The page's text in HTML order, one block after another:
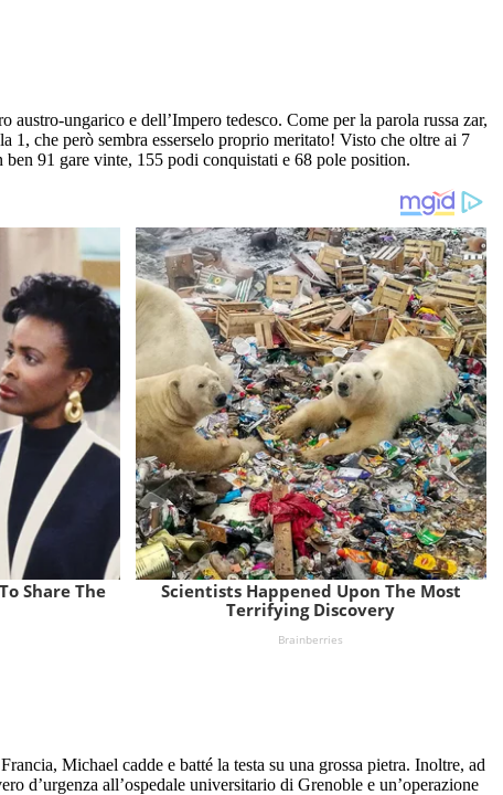
ungarico e dell’Impero tedesco. Come per la parola russa zar,
che però sembra esserselo proprio meritato! Visto che oltre ai 7
91 gare vinte, 155 podi conquistati e 68 pole position.
Michael cadde e batté la testa su una grossa pietra. Inoltre, ad
d’urgenza all’ospedale universitario di Grenoble e un’operazione